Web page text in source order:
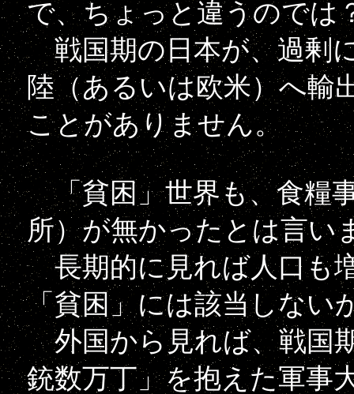
で、ちょっと違うのでは
戦国期の日本が、過剰
陸（あるいは欧米）へ輸
ことがありません。
「貧困」世界も、食糧
所）が無かったとは言い
長期的に見れば人口も
「貧困」には該当しない
外国から見れば、戦国
銃数万丁」を抱えた軍事